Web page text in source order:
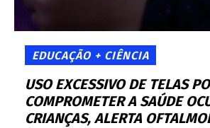
EDUCAÇÃO + CIÊNCIA
USO EXCESSIVO DE TELAS
COMPROMETER A SAÚDE
CRIANÇAS, ALERTA